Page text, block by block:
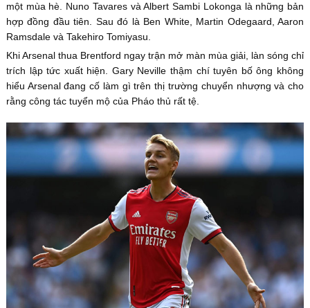
một mùa hè. Nuno Tavares và Albert Sambi Lokonga là những bản
hợp đồng đầu tiên. Sau đó là Ben White, Martin Odegaard, Aaron
Ramsdale và Takehiro Tomiyasu.
Khi Arsenal thua Brentford ngay trận mở màn mùa giải, làn sóng chỉ
trích lập tức xuất hiện. Gary Neville thậm chí tuyên bố ông không
hiểu Arsenal đang cố làm gì trên thị trường chuyển nhượng và cho
rằng công tác tuyển mộ của Pháo thủ rất tệ.